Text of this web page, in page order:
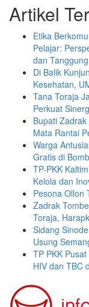
Artikel
Etika
Pelajar:
dan
Di Balik
Kesehatan,
Tana Toraja
Perkuat
Bupati
Mata Rantai
Warga
Gratis di
TP-PKK
Kelola dan
Pesona Ollon
Zadrak
Toraja,
Sidang
Usung
TP PKK
HIV dan TBC